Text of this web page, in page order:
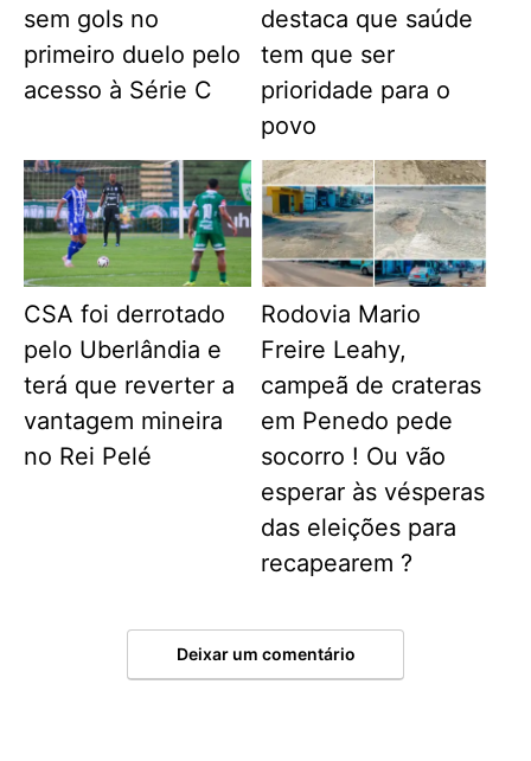
sem gols no
primeiro duelo pelo
acesso à Série C
destaca que saúde
tem que ser
prioridade para o
povo
CSA foi derrotado
pelo Uberlândia e
terá que reverter a
vantagem mineira
no Rei Pelé
Rodovia Mario
Freire Leahy,
campeã de crateras
em Penedo pede
socorro ! Ou vão
esperar às vésperas
das eleições para
recapearem ?
Deixar um comentário